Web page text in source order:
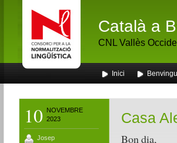
Català a
CNL Vallès
Inici
10
NOVEMBRE
2023
Josep
Casa
Bon dia,